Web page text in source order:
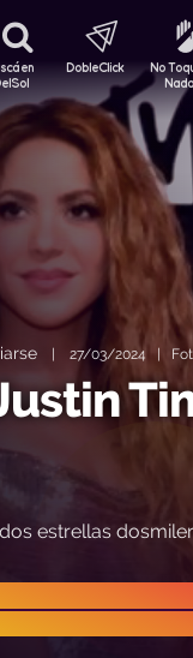
en
DobleClick
No
Nada
| 27/03/2024 |
estrellas